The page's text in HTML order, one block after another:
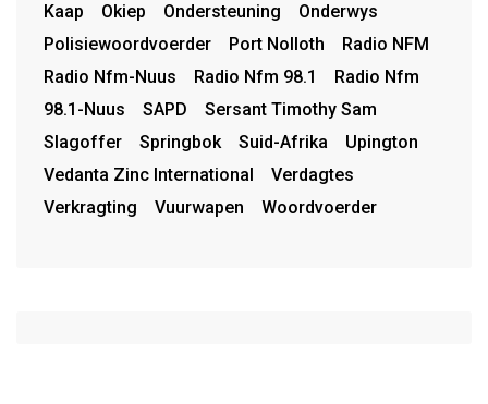
Kaap
Okiep Ondersteuning
Onderwys
Polisiewoordvoerder
Port Nolloth
Radio NFM
Radio Nfm-Nuus
Radio Nfm 98.1
Radio Nfm
98.1-Nuus
SAPD
Sersant Timothy Sam
Slagoffer
Springbok Suid-Afrika
Upington
Vedanta Zinc International
Verdagtes
Verkragting
Vuurwapen Woordvoerder